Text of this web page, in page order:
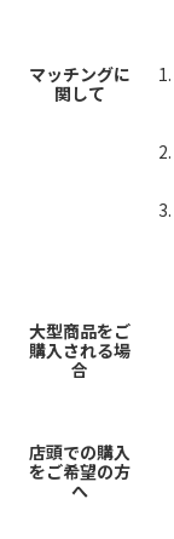
マッチングに
関して
大型商品をご
購入される場
合
店頭での購入
をご希望の方
へ